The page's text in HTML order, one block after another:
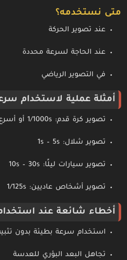
متى نستخدمه؟
عند تصوير الحركة
عند الحاجة لسرعة محددة
في التصوير الرياضي
أمثلة عملية لاستخدام
تصوير كرة قدم: 1/1000s أو أسرع
تصوير شلال: 1s – 5s
تصوير سيارات ليلًا: 10s – 30s
تصوير أشخاص عاديين: 1/125s
أخطاء شائعة عند
استخدام سرعة بطيئة بدون
تجاهل البعد البؤري للعدسة